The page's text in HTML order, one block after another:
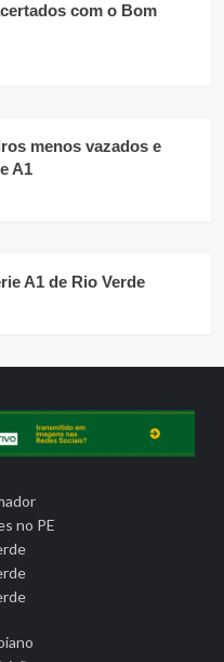
com o Bom
menos vazados e
A1
A1 de Rio Verde
no PE